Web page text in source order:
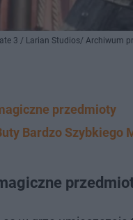
3 / Larian Studios/ Archiwum
przedmioty
Bardzo Szybkiego